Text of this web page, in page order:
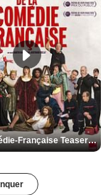
De la Comédie-Française Teaser VF